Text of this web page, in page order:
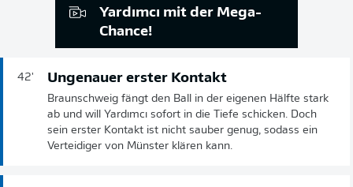
Yardımcı mit der Mega-
Chance!
42' Ungenauer erster Kontakt
Braunschweig fängt den Ball in der eigenen Hälfte stark
ab und will Yardımcı sofort in die Tiefe schicken. Doch
sein erster Kontakt ist nicht sauber genug, sodass ein
Verteidiger von Münster klären kann.